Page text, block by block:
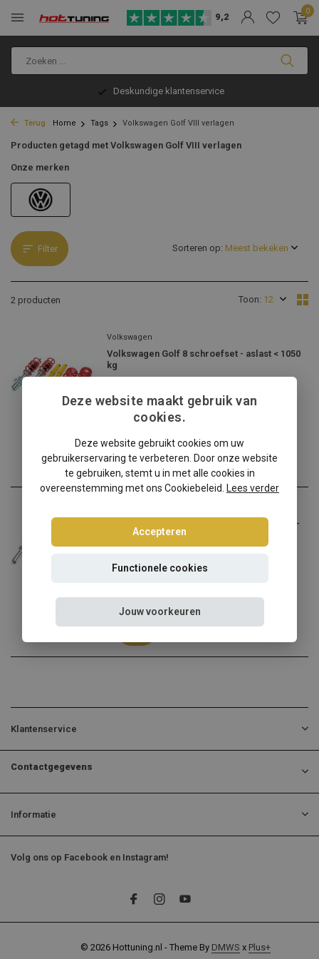
9,2
0
Deskundige klantenservice
Terug Home Tags Volkswagen Golf VIII verlagen
Producten getagd met Volkswagen Golf VIII verlagen
Onze merken
Filter
2 producten Toon:
Sorteren op:
Volkswagen
Volkswagen Golf 8 schroefset - aslast < 1050
kg
€374,95
Volkswagen Golf 8 schroefset - aslast: 1051-
1200 kg
Incl. btw
Klantenservice
Contactgegevens
Informatie
Volg ons op Facebook en Instagram!
© 2026 Hottuning.nl - Theme By DMWS x Plus+
Deze website maakt gebruik van
cookies.
Deze website gebruikt cookies om uw
gebruikerservaring te verbeteren. Door onze website
te gebruiken, stemt u in met alle cookies in
overeenstemming met ons Cookiebeleid.
Lees verder
Accepteren
Functionele cookies
Jouw voorkeuren